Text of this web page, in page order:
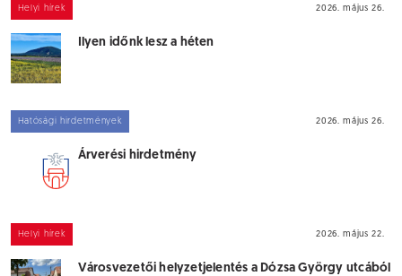
Helyi hírek 2026. május 26.
Ilyen időnk lesz a héten
Hatósági hirdetmények 2026. május 26.
Árverési hirdetmény
Helyi hírek 2026. május 22.
Városvezetői helyzetjelentés a Dózsa György utcából